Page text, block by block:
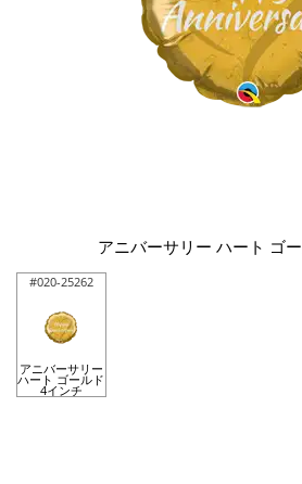
アニバーサリー ハート ゴ
#020-25262
アニバーサリー
ハート ゴールド
4インチ